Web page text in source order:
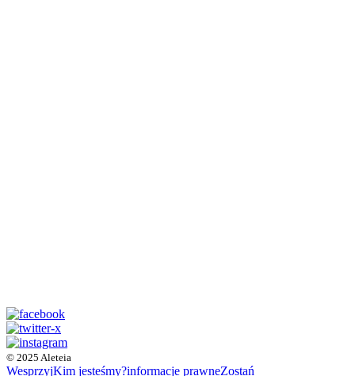
© 2025 Aleteia
WesprzyjKim jesteśmy?informacje prawneZostań